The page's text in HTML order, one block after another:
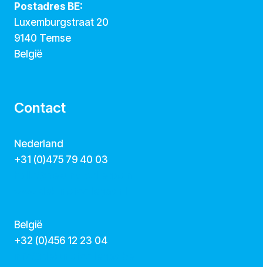
Postadres BE:
Luxemburgstraat 20
9140 Temse
België
Contact
Nederland
+31 (0)475 79 40 03
België
‭+32 (0)456 12 23 04‬